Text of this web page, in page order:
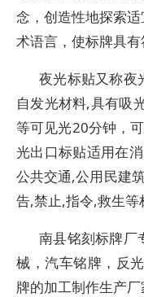
念，创造性地探索
术语言，使标牌具有
夜光标贴又称夜
自发光材料,具有吸
等可见光20分钟，
光出口标贴适用在
公共交通,公用民建
告,禁止,指令,救生等
南县铭刻标牌厂
械，汽车铭牌，反
牌的加工制作生产厂